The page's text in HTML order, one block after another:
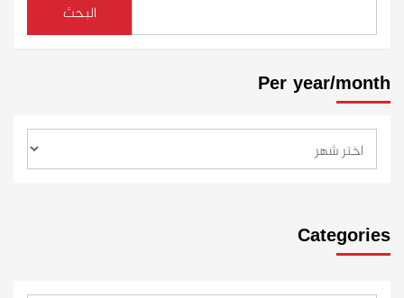
البحث
Per year/month
Categories